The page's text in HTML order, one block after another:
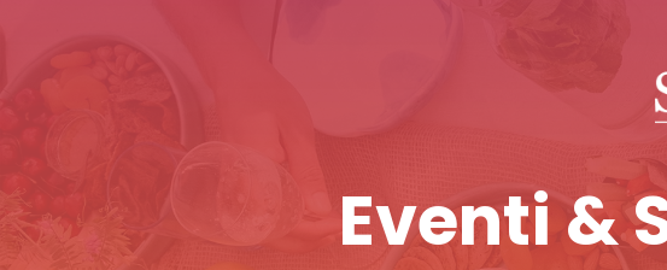
Eventi &